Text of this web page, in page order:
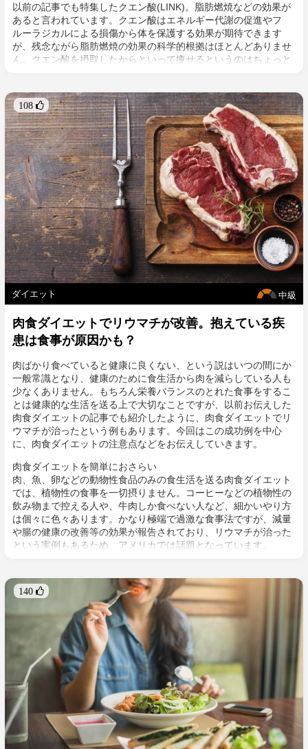
以前の記事でも特集したクエン酸(LINK)。脂肪燃焼などの効果が
あると言われています。クエン酸はエネルギー代謝の促進やフ
ルーラジカルによる損傷から体を保護する効果が期待できます
が、残念ながら脂肪燃焼の効果の科学的根拠はほとんどありませ
ん。クエン酸を摂取したからといって痩せるというのはちょっと
欠な物質ではあるので、摂取するのであれば可能な限り人工のも
のではなく天然のものを。過去記事link here as wellを参考にして
みてくださいね。
108 
中級
ダイエット
肉食ダイエットでリウマチが改善。抱えている疾
患は食事が原因かも？
肉ばかり食べていると健康に良くない、という説はいつの間にか
一般常識となり、健康のために食生活から肉を減らしている人も
少なくありません。もちろん栄養バランスのとれた食事をするこ
とは健康的な生活を送る上で大切なことですが、以前お伝えした
肉食ダイエットの記事でも紹介したように、肉食ダイエットでリ
ウマチが治ったという例もあります。今回はこの成功例を中心
に、肉食ダイエットの注意点などをお伝えしていきます。
肉食ダイエットを簡単におさらい
肉、魚、卵などの動物性食品のみの食生活を送る肉食ダイエット
では、植物性の食事を一切摂りません。コーヒーなどの植物性の
飲み物まで控える人や、牛肉しか食べない人など、細かいやり方
は個々に色々あります。かなり極端で過激な食事法ですが、減量
や腸の健康の改善等の効果が報告されており、リウマチが治った
という実例もあるため、アメリカでは話題となっています。
140 